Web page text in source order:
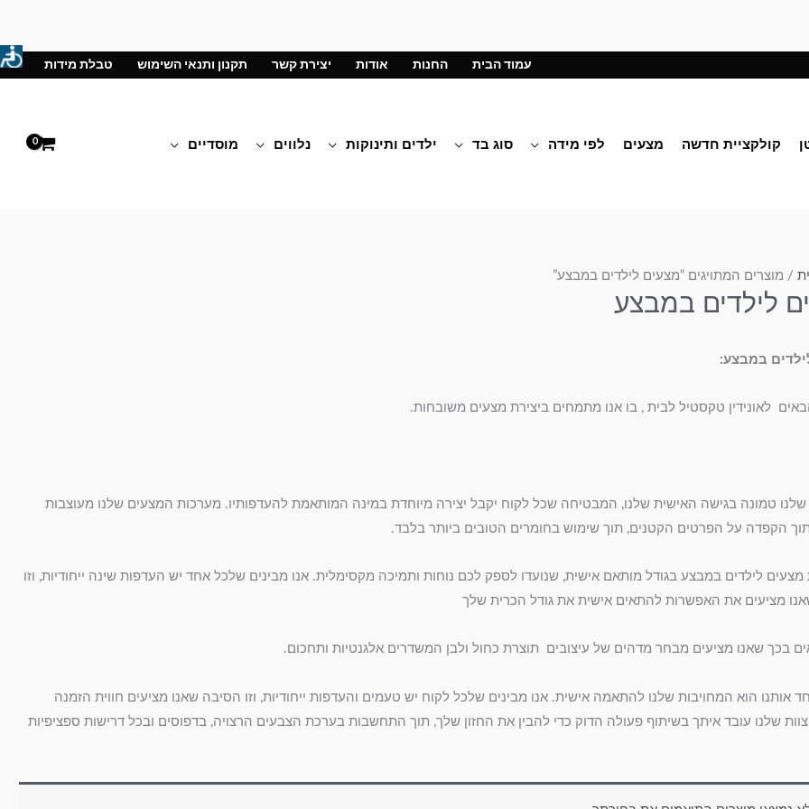
עמוד הבית החנות אודות יצירת קשר תקנון ותנאי השימוש טבלת מידות
קולקציית חדשה מצעים לפי מידה סוג בד ילדים ותינוקות נלווים מוסדיים
/ מוצרים המתויגים “מצעים לילדים במבצע”
לילדים במבצע
במבצע:
לאונידין טקסטיל לבית , בו אנו מתמחים ביצירת מצעים משובחות.
שלנו טמונה בגישה האישית שלנו, המבטיחה שכל לקוח יקבל יצירה מיוחדת במינה המותאמת להעדפותיו. מערכות המצעים שלנו מעוצבות
הקפדה על הפרטים הקטנים, תוך שימוש בחומרים הטובים ביותר בלבד.
מצעים לילדים במבצע בגודל מותאם אישית, שנועדו לספק לכם נוחות ותמיכה מקסימלית. אנו מבינים שלכל אחד יש העדפות שינה ייחודיות, וזו
מציעים את האפשרות להתאים אישית את גודל הכרית שלך
בכך שאנו מציעים מבחר מדהים של עיצובים תוצרת כחול ולבן המשדרים אלגנטיות ותחכום.
אותנו הוא המחויבות שלנו להתאמה אישית. אנו מבינים שלכל לקוח יש טעמים והעדפות ייחודיות, וזו הסיבה שאנו מציעים חווית הזמנה
שלנו עובד איתך בשיתוף פעולה הדוק כדי להבין את החזון שלך, תוך התחשבות בערכת הצבעים הרצויה, בדפוסים ובכל דרישות ספציפיות